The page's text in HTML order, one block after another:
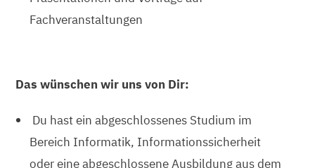
Fachveranstaltungen
Das wünschen wir uns von Dir:
Du hast ein abgeschlossenes Studium im
Bereich Informatik, Informationssicherheit
oder eine abgeschlossene Ausbildung aus dem